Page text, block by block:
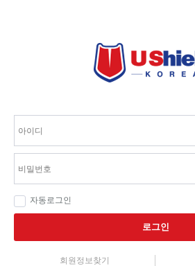
자동로그인
로그인
회원정보찾기